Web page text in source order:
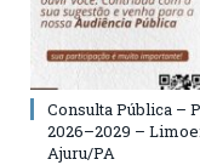
Consulta Pública –
2026–2029 –
Ajuru/PA